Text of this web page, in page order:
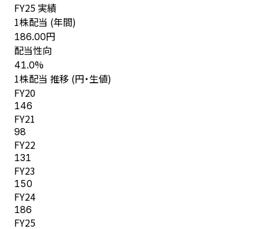
FY25 実績
1株配当 (年間)
186.00円
配当性向
41.0%
1株配当 推移 (円・生値)
FY20
146
FY21
98
FY22
131
FY23
150
FY24
186
FY25